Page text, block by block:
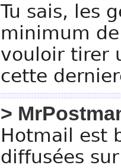
Tu sais, les
minimum
vouloir tirer
cette
>
Hotmail est
diffusées